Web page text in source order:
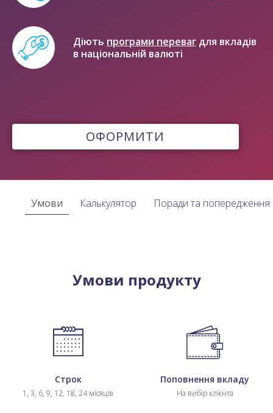
Діють програми переваг для вкладів
в національній валюті
ОФОРМИТИ
Умови Калькулятор Поради та попередження
Умови продукту
Строк
1, 3, 6, 9, 12, 18, 24 місяців
Поповнення вкладу
На вибір клієнта